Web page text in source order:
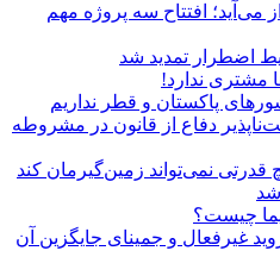
می‌آید؛ افتتاح سه پروژه مهم
اضطرار تمدید شد
پاکستان و قطر نداریم
دفاع از قانون در مشروطه
قدرتی نمی‌تواند زمین‌گیرمان کند
شد
چیست؟
غیرفعال و جمینای جایگزین آن